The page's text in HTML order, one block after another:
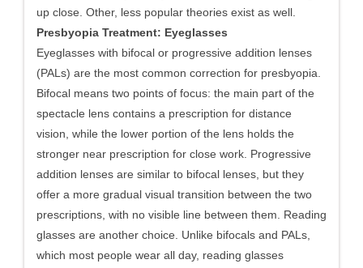
up close. Other, less popular theories exist as well.
Presbyopia Treatment: Eyeglasses
Eyeglasses with bifocal or progressive addition lenses
(PALs) are the most common correction for presbyopia.
Bifocal means two points of focus: the main part of the
spectacle lens contains a prescription for distance
vision, while the lower portion of the lens holds the
stronger near prescription for close work. Progressive
addition lenses are similar to bifocal lenses, but they
offer a more gradual visual transition between the two
prescriptions, with no visible line between them. Reading
glasses are another choice. Unlike bifocals and PALs,
which most people wear all day, reading glasses